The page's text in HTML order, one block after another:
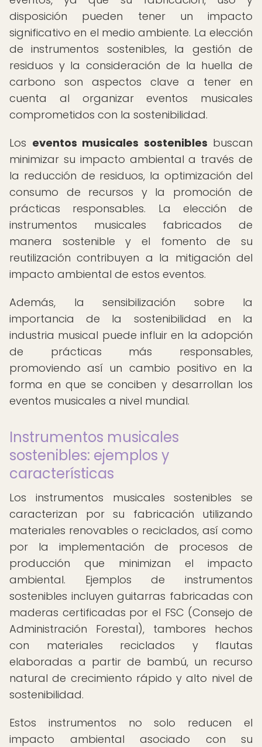
disposición pueden tener un impacto
significativo en el medio ambiente. La elección
de instrumentos sostenibles, la gestión de
residuos y la consideración de la huella de
carbono son aspectos clave a tener en
cuenta al organizar eventos musicales
comprometidos con la sostenibilidad.
Los eventos musicales sostenibles buscan
minimizar su impacto ambiental a través de
la reducción de residuos, la optimización del
consumo de recursos y la promoción de
prácticas responsables. La elección de
instrumentos musicales fabricados de
manera sostenible y el fomento de su
reutilización contribuyen a la mitigación del
impacto ambiental de estos eventos.
Además, la sensibilización sobre la
importancia de la sostenibilidad en la
industria musical puede influir en la adopción
de prácticas más responsables,
promoviendo así un cambio positivo en la
forma en que se conciben y desarrollan los
eventos musicales a nivel mundial.
Instrumentos musicales
sostenibles: ejemplos y
características
Los instrumentos musicales sostenibles se
caracterizan por su fabricación utilizando
materiales renovables o reciclados, así como
por la implementación de procesos de
producción que minimizan el impacto
ambiental. Ejemplos de instrumentos
sostenibles incluyen guitarras fabricadas con
maderas certificadas por el FSC (Consejo de
Administración Forestal), tambores hechos
con materiales reciclados y flautas
elaboradas a partir de bambú, un recurso
natural de crecimiento rápido y alto nivel de
sostenibilidad.
Estos instrumentos no solo reducen el
impacto ambiental asociado con su